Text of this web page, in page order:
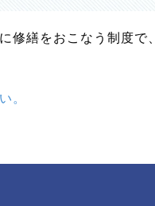
修繕をおこなう制度
。